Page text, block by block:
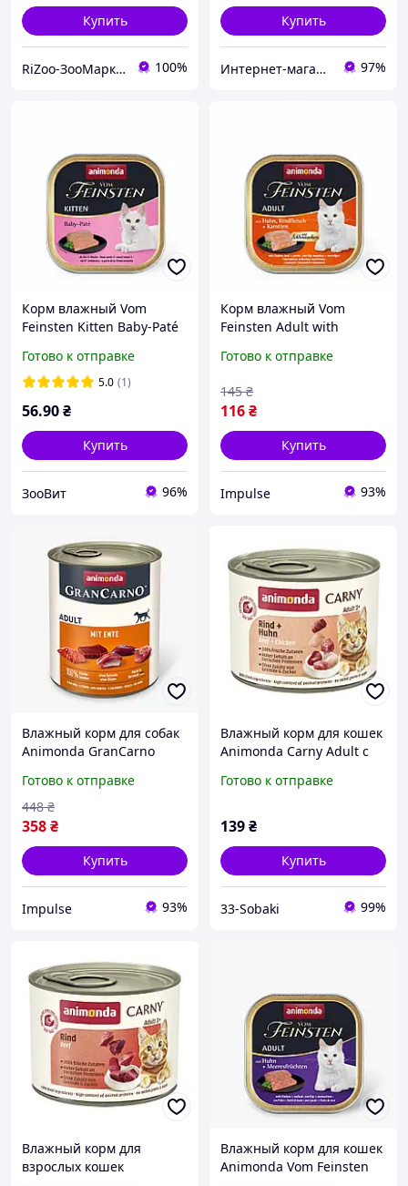
Купить
RiZoo-ЗооМаркет 100%
Купить
Интернет-магазин товаров лучших производителей Украины и Европы 97%
Корм влажный Vom
Feinsten Kitten Baby-Paté
птицей 100 г
Готово к отправке
5.0 (1)
56.90₴
Купить
ЗооВит 96%
Корм влажный Vom
Feinsten Adult with
котов с курицей
100 г
Готово к отправке
116₴
145 ₴
Купить
Impulse 93%
Влажный корм для собак
Animonda GranCarno
800 г
Готово к отправке
358₴
448 ₴
Купить
Impulse 93%
Влажный корм для кошек
Animonda Carny Adult с
гГотово к отправке
139₴
Купить
33-Sobaki 99%
Влажный корм для
взрослых кошек
Влажный корм для кошек
Animonda Vom Feinsten